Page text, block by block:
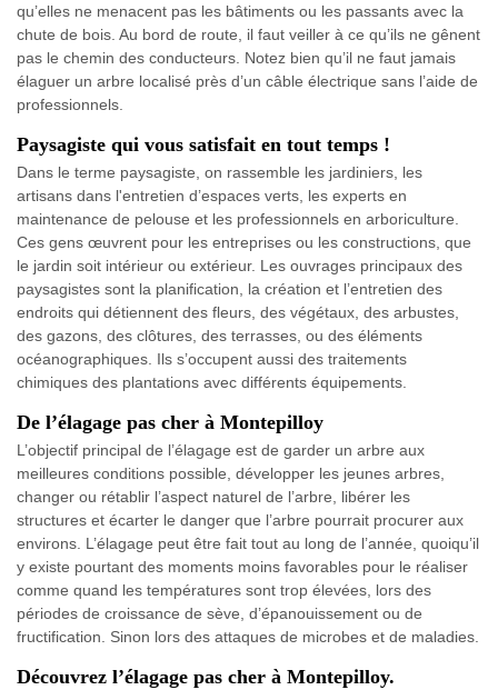
qu’elles ne menacent pas les bâtiments ou les passants avec la
chute de bois. Au bord de route, il faut veiller à ce qu’ils ne gênent
pas le chemin des conducteurs. Notez bien qu’il ne faut jamais
élaguer un arbre localisé près d’un câble électrique sans l’aide de
professionnels.
Paysagiste qui vous satisfait en tout temps !
Dans le terme paysagiste, on rassemble les jardiniers, les
artisans dans l'entretien d’espaces verts, les experts en
maintenance de pelouse et les professionnels en arboriculture.
Ces gens œuvrent pour les entreprises ou les constructions, que
le jardin soit intérieur ou extérieur. Les ouvrages principaux des
paysagistes sont la planification, la création et l’entretien des
endroits qui détiennent des fleurs, des végétaux, des arbustes,
des gazons, des clôtures, des terrasses, ou des éléments
océanographiques. Ils s’occupent aussi des traitements
chimiques des plantations avec différents équipements.
De l’élagage pas cher à Montepilloy
L’objectif principal de l’élagage est de garder un arbre aux
meilleures conditions possible, développer les jeunes arbres,
changer ou rétablir l’aspect naturel de l’arbre, libérer les
structures et écarter le danger que l’arbre pourrait procurer aux
environs. L’élagage peut être fait tout au long de l’année, quoiqu’il
y existe pourtant des moments moins favorables pour le réaliser
comme quand les températures sont trop élevées, lors des
périodes de croissance de sève, d’épanouissement ou de
fructification. Sinon lors des attaques de microbes et de maladies.
Découvrez l’élagage pas cher à Montepilloy.